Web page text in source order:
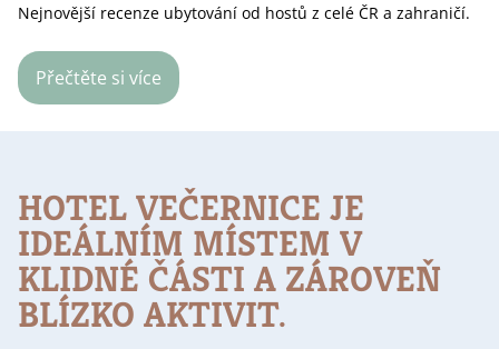
Nejnovější recenze ubytování od hostů z celé ČR a zahraničí.
Přečtěte si více
HOTEL VEČERNICE JE
IDEÁLNÍM MÍSTEM V
KLIDNÉ ČÁSTI A ZÁROVEŇ
BLÍZKO AKTIVIT.